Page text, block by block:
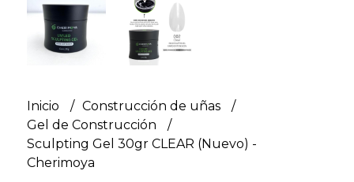
Inicio
Construcción de uñas
Gel de Construcción
Sculpting Gel 30gr CLEAR (Nuevo) -
Cherimoya